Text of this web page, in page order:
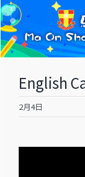
Skip
to
content
English
2月4日